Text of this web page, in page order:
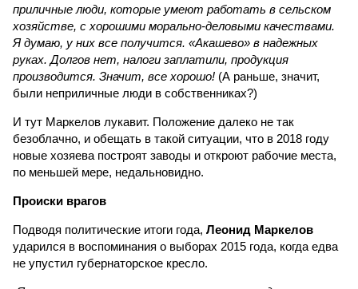
приличные люди, которые умеют работать в сельском
хозяйстве, с хорошими морально-деловыми качествами.
Я думаю, у них все получится. «Акашево» в надежных
руках. Долгов нет, налоги заплатили, продукция
производится. Значит, все хорошо! (А раньше, значит,
были неприличные люди в собственниках?)
И тут Маркелов лукавит. Положение далеко не так
безоблачно, и обещать в такой ситуации, что в 2018 году
новые хозяева построят заводы и откроют рабочие места,
по меньшей мере, недальновидно.
Происки врагов
Подводя политические итоги года, Леонид Маркелов
ударился в воспоминания о выборах 2015 года, когда едва
не упустил губернаторское кресло.